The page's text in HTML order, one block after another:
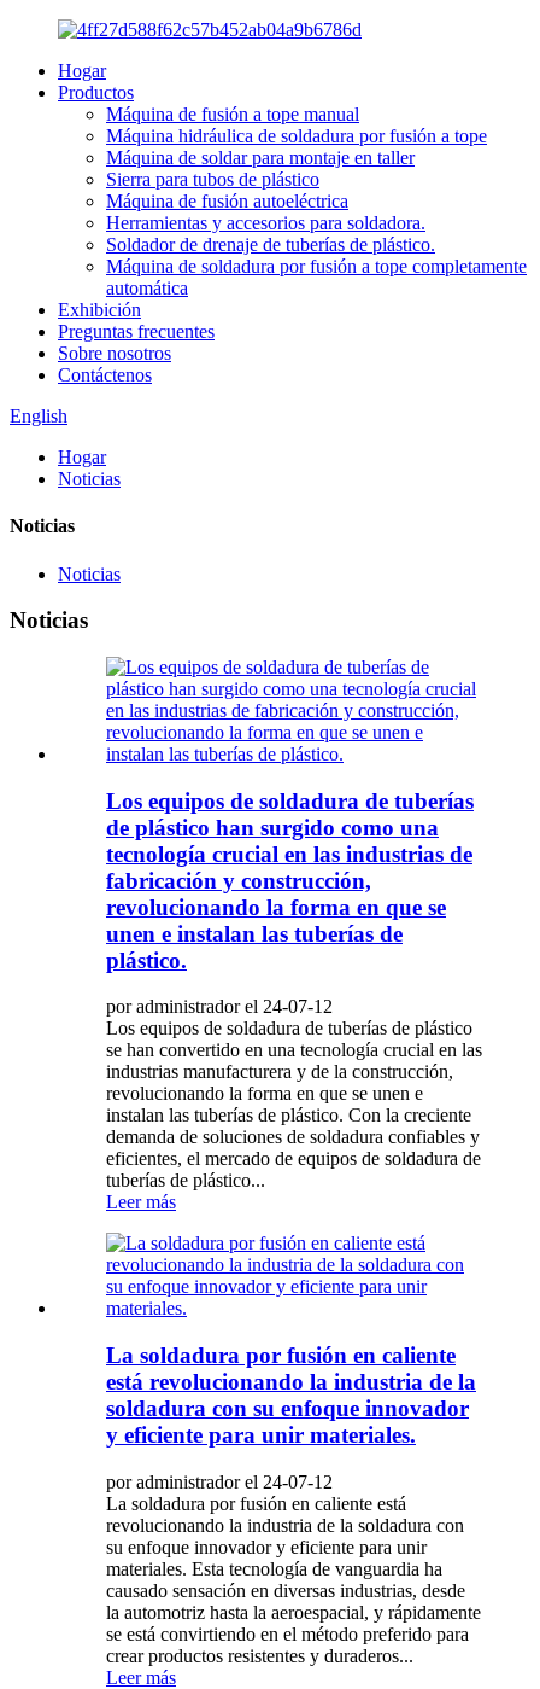
Hogar
Productos
Máquina de fusión a tope manual
Máquina hidráulica de soldadura por fusión a tope
Máquina de soldar para montaje en taller
Sierra para tubos de plástico
Máquina de fusión autoeléctrica
Herramientas y accesorios para soldadora.
Soldador de drenaje de tuberías de plástico.
Máquina de soldadura por fusión a tope completamente
automática
Exhibición
Preguntas frecuentes
Sobre nosotros
Contáctenos
English
Hogar
Noticias
Noticias
Noticias
Noticias
Los equipos de soldadura de tuberías
de plástico han surgido como una
tecnología crucial en las industrias de
fabricación y construcción,
revolucionando la forma en que se
unen e instalan las tuberías de
plástico.
por administrador el 24-07-12
Los equipos de soldadura de tuberías de plástico
se han convertido en una tecnología crucial en las
industrias manufacturera y de la construcción,
revolucionando la forma en que se unen e
instalan las tuberías de plástico. Con la creciente
demanda de soluciones de soldadura confiables y
eficientes, el mercado de equipos de soldadura de
tuberías de plástico...
Leer más
La soldadura por fusión en caliente
está revolucionando la industria de la
soldadura con su enfoque innovador
y eficiente para unir materiales.
por administrador el 24-07-12
La soldadura por fusión en caliente está
revolucionando la industria de la soldadura con
su enfoque innovador y eficiente para unir
materiales. Esta tecnología de vanguardia ha
causado sensación en diversas industrias, desde
la automotriz hasta la aeroespacial, y rápidamente
se está convirtiendo en el método preferido para
crear productos resistentes y duraderos...
Leer más